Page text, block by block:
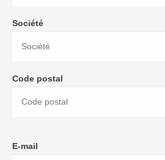
Société
Code postal
E-mail